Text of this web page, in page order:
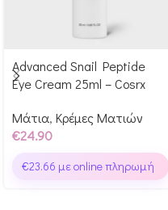
Αγόρασε & κέρδισε 249
Glow Points!
Advanced Snail Peptide
Eye Cream 25ml – Cosrx
Μάτια, Κρέμες Ματιών
€24.90
€23.66 με online πληρωμή